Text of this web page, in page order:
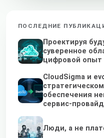
ПОСЛЕДНИЕ
Проектируя
суверенное
цифровой опыт
CloudSigma и
обеспечения
сервис-
Люди, а не